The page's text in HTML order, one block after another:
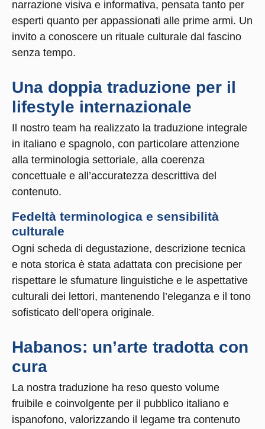
narrazione visiva e informativa, pensata tanto per
esperti quanto per appassionati alle prime armi. Un
invito a conoscere un rituale culturale dal fascino
senza tempo.
Una doppia traduzione per il
lifestyle internazionale
Il nostro team ha realizzato la traduzione integrale
in italiano e spagnolo, con particolare attenzione
alla terminologia settoriale, alla coerenza
concettuale e all’accuratezza descrittiva del
contenuto.
Fedeltà terminologica e sensibilità
culturale
Ogni scheda di degustazione, descrizione tecnica
e nota storica è stata adattata con precisione per
rispettare le sfumature linguistiche e le aspettative
culturali dei lettori, mantenendo l’eleganza e il tono
sofisticato dell’opera originale.
Habanos: un’arte tradotta con
cura
La nostra traduzione ha reso questo volume
fruibile e coinvolgente per il pubblico italiano e
ispanofono, valorizzando il legame tra contenuto